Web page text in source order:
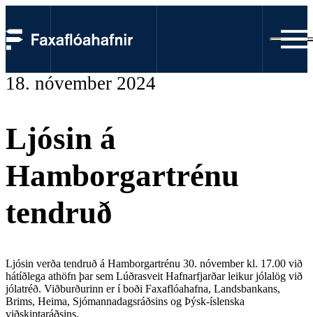
18. nóvember 2024
Ljósin á
Hamborgartrénu
tendruð
Ljósin verða tendruð á Hamborgartrénu 30. nóvember kl. 17.00 við
hátíðlega athöfn þar sem Lúðrasveit Hafnarfjarðar leikur jólalög við
jólatréð. Viðburðurinn er í boði Faxaflóahafna, Landsbankans,
Brims, Heima, Sjómannadagsráðsins og Þýsk-íslenska
viðskiptaráðsins.